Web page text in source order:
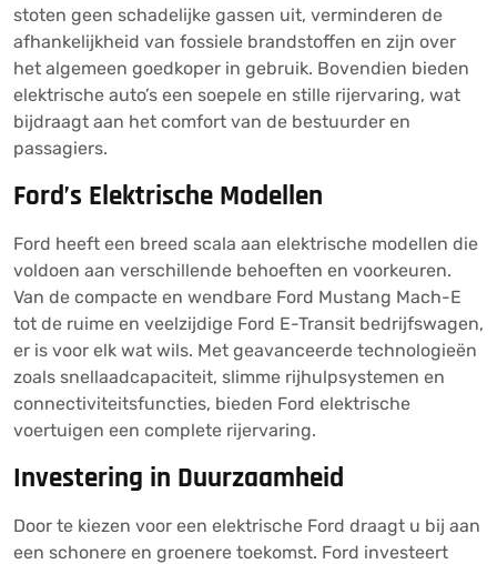
stoten geen schadelijke gassen uit, verminderen de
afhankelijkheid van fossiele brandstoffen en zijn over
het algemeen goedkoper in gebruik. Bovendien bieden
elektrische auto’s een soepele en stille rijervaring, wat
bijdraagt aan het comfort van de bestuurder en
passagiers.
Ford’s Elektrische Modellen
Ford heeft een breed scala aan elektrische modellen die
voldoen aan verschillende behoeften en voorkeuren.
Van de compacte en wendbare Ford Mustang Mach-E
tot de ruime en veelzijdige Ford E-Transit bedrijfswagen,
er is voor elk wat wils. Met geavanceerde technologieën
zoals snellaadcapaciteit, slimme rijhulpsystemen en
connectiviteitsfuncties, bieden Ford elektrische
voertuigen een complete rijervaring.
Investering in Duurzaamheid
Door te kiezen voor een elektrische Ford draagt u bij aan
een schonere en groenere toekomst. Ford investeert